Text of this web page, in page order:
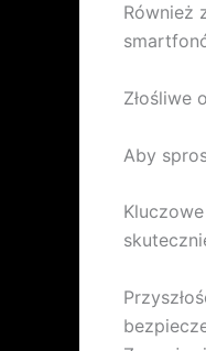
Również
Złośliwe
Aby